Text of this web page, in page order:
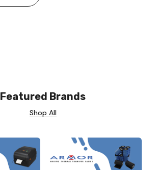
Featured Brands
Shop All